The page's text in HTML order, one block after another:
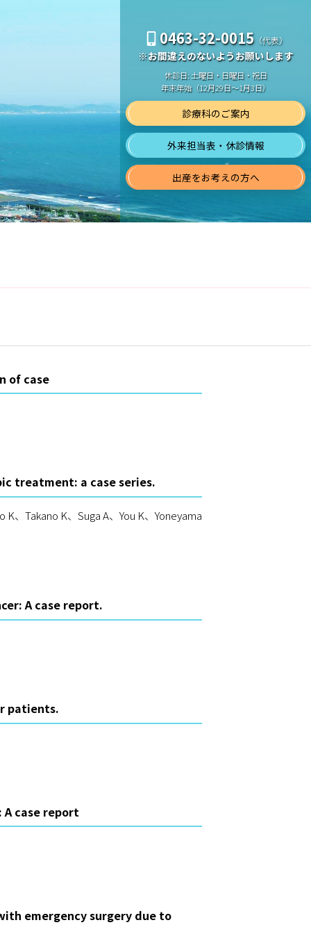
0463-32-0015（代表）
※お間違えのないようお願いします
休診日: 土曜日・日曜日・祝日
年末年始（12月29日～1月3日）
診療科のご案内
外来担当表・休診情報
出産をお考えの方へ
of case
treatment: a case series.
、Takano K、Suga A、You K、Yoneyama
A case report.
patients.
case report
emergency surgery due to